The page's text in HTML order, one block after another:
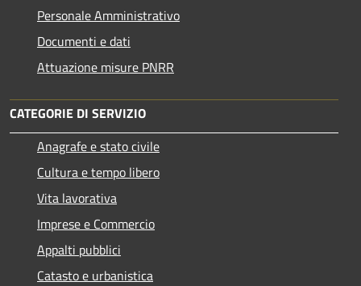
Personale Amministrativo
Documenti e dati
Attuazione misure PNRR
CATEGORIE DI SERVIZIO
Anagrafe e stato civile
Cultura e tempo libero
Vita lavorativa
Imprese e Commercio
Appalti pubblici
Catasto e urbanistica